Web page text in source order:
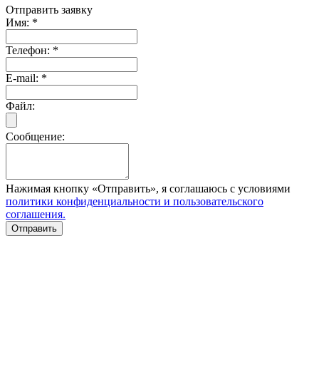
Отправить заявку
Имя: *
Телефон: *
E-mail: *
Файл:
Сообщение:
Нажимая кнопку «Отправить», я соглашаюсь с условиями
политики конфиденциальности и пользовательского
соглашения.
Отправить